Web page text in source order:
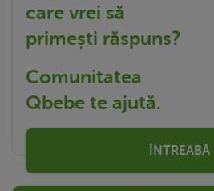
care vrei să
primești răspuns?
Comunitatea
Qbebe te ajută.
ÎNTREABĂ